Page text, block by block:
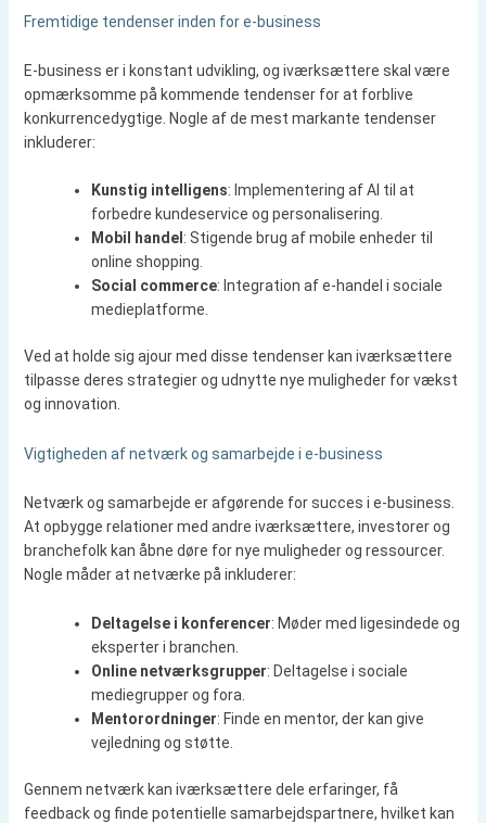
Fremtidige tendenser inden for e-business
E-business er i konstant udvikling, og iværksættere skal være
opmærksomme på kommende tendenser for at forblive
konkurrencedygtige. Nogle af de mest markante tendenser
inkluderer:
Kunstig intelligens: Implementering af AI til at
forbedre kundeservice og personalisering.
Mobil handel : Stigende brug af mobile enheder til
online shopping.
Social commerce: Integration af e-handel i sociale
medieplatforme.
Ved at holde sig ajour med disse tendenser kan iværksættere
tilpasse deres strategier og udnytte nye muligheder for vækst
og innovation.
Vigtigheden af netværk og samarbejde i e-business
Netværk og samarbejde er afgørende for succes i e-business.
At opbygge relationer med andre iværksættere, investorer og
branchefolk kan åbne døre for nye muligheder og ressourcer.
Nogle måder at netværke på inkluderer:
Deltagelse i konferencer: Møder med ligesindede og
eksperter i branchen.
Online netværksgrupper: Deltagelse i sociale
mediegrupper og fora.
Mentorordninger: Finde en mentor, der kan give
vejledning og støtte.
Gennem netværk kan iværksættere dele erfaringer, få
feedback og finde potentielle samarbejdspartnere, hvilket kan